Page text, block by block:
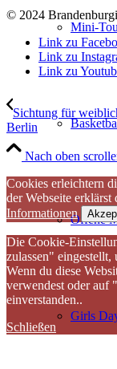
Mini-
Offene
Girls
© 2024
Link zu
Link zu
Link zu
Sichtung für
Berlin
Nach oben
Cookies erleichtern
der Webseite erklärst
Informationen
Die Cookie-
zulassen" eingestellt,
Wenn du diese
verwendest oder auf
einverstanden..
Schließen